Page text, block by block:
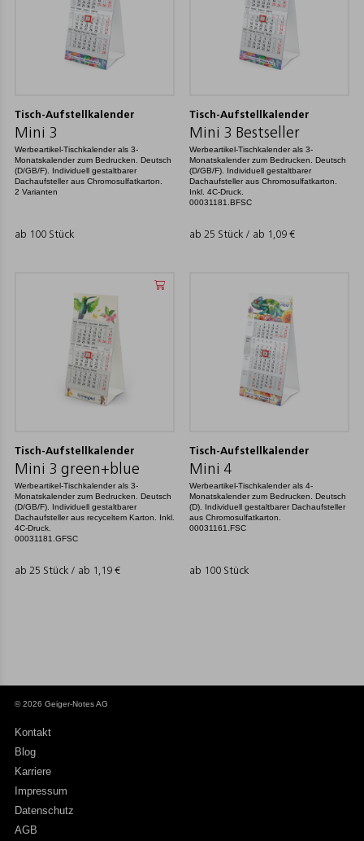
Tisch-Aufstellkalender
Mini 3
Werbeartikel-Tischkalender als 3-
Monatskalender zum Bedrucken. Deutsch
(D/GB/F). Individuell gestaltbarer
Dachaufsteller aus Chromosulfatkarton.
2 Varianten
ab 100 Stück
Tisch-Aufstellkalender
Mini 3 Bestseller
Werbeartikel-Tischkalender als 3-
Monatskalender zum Bedrucken. Deutsch
(D/GB/F). Individuell gestaltbarer
Dachaufsteller aus Chromosulfatkarton.
Inkl. 4C-Druck.
00031181.BFSC
ab 25 Stück / ab 1,09 €
Tisch-Aufstellkalender
Mini 3 green+blue
Werbeartikel-Tischkalender als 3-
Monatskalender zum Bedrucken. Deutsch
(D/GB/F). Individuell gestaltbarer
Dachaufsteller aus recyceltem Karton. Inkl.
4C-Druck.
00031181.GFSC
ab 25 Stück / ab 1,19 €
Tisch-Aufstellkalender
Mini 4
Werbeartikel-Tischkalender als 4-
Monatskalender zum Bedrucken. Deutsch
(D). Individuell gestaltbarer Dachaufsteller
aus Chromosulfatkarton.
00031161.FSC
ab 100 Stück
© 2026 Geiger-Notes AG
Kontakt
Blog
Karriere
Impressum
Datenschutz
AGB